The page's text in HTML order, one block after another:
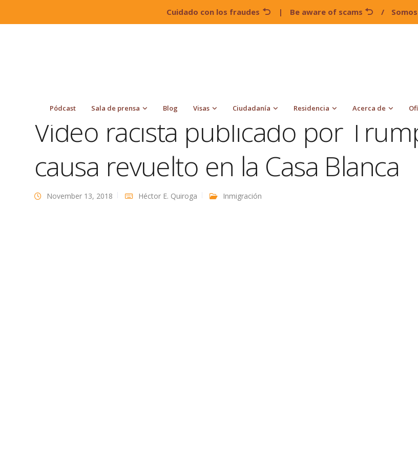
Cuidado con los fraudes | Be aware of scams /
Pódcast Sala de prensa Blog Visas Ciudadanía Residencia Acerca de
Blanca
Vídeo racista publicado por
causa revuelto en la Casa Blanca
November 13, 2018 Héctor E. Quiroga Inmigración